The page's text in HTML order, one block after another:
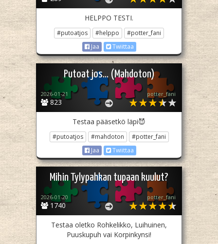
HELPPO TESTI.
#putoatjos #helppo
#potter_fani
Jaa
Twiittaa
Putoat jos... (Mahdoton)
823
2026-01-21 potter_fani
Testaa pääsetkö läpi😈
#putoatjos #mahdoton
#potter_fani
Jaa
Twiittaa
Mihin Tylypahkan tupaan kuulut?
1740
2026-01-20 potter_fani
Testaa oletko Rohkelikko, Luihuinen,
Puuskupuh vai Korpinkynsi!